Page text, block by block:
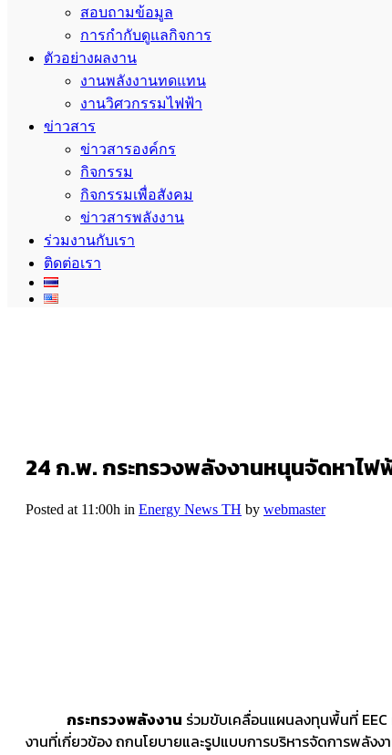
สอบถามข้อมูล
การกำกับดูแลกิจการ
ตัวอย่างผลงาน
งานพลังงานทดแทน
งานวิศวกรรมไฟฟ้า
ข่าวสาร
ข่าวสารองค์กร
กิจกรรม
กิจกรรมเพื่อสังคม
ข่าวสารพลังงาน
ร่วมงานกับเรา
ติดต่อเรา
24 ก.พ. กระทรวงพลังงานหนุนจัดหาไฟ
Posted at 11:00h in Energy News TH by webmaster
กระทรวงพลังงาน ร่วมขับเคลื่อนแผนลงทุนพื้นที่ EEC
งานที่เกี่ยวข้อง ถกนโยบายและรูปแบบการบริหารจัดการพลัง